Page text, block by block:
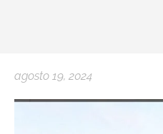
agosto 19, 2024